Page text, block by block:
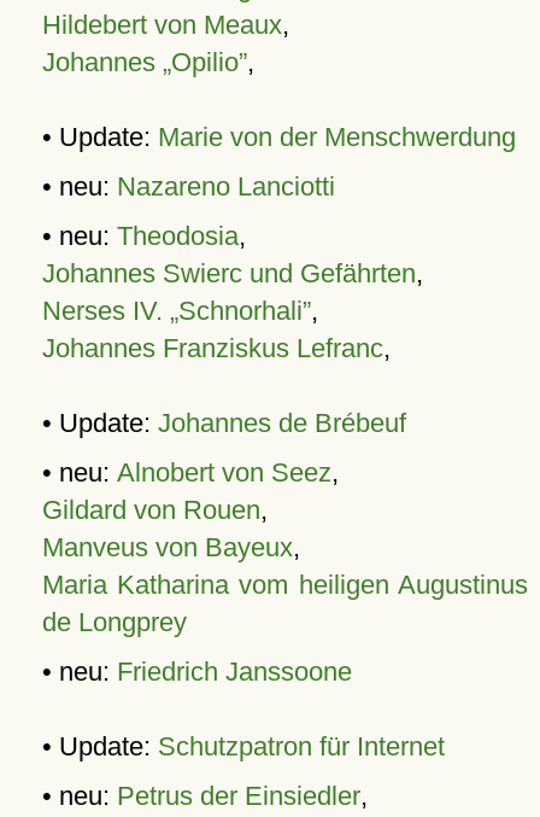
Hildebert von Meaux,
Johannes „Opilio”,
• Update: Marie von der Menschwerdung
• neu: Nazareno Lanciotti
• neu: Theodosia,
Johannes Swierc und Gefährten,
Nerses IV. „Schnorhali”,
Johannes Franziskus Lefranc,
• Update: Johannes de Brébeuf
• neu: Alnobert von Seez,
Gildard von Rouen,
Manveus von Bayeux,
Maria Katharina vom heiligen Augustinus
de Longprey
• neu: Friedrich Janssoone
• Update: Schutzpatron für Internet
• neu: Petrus der Einsiedler,